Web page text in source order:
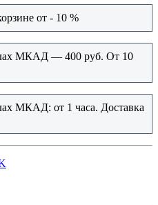
от - 10 %
МКАД — 400 руб. От 10
МКАД: от 1 часа. Доставка